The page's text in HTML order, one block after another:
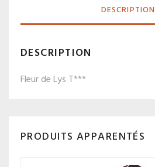
DESCRIPTION
DESCRIPTION
Fleur de Lys T***
PRODUITS APPARENTÉS